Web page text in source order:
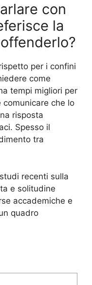
con
la
per i confini
come
tempi migliori per
che lo
risposta
Spesso il
tra
recenti sulla
e solitudine
accademiche e
quadro